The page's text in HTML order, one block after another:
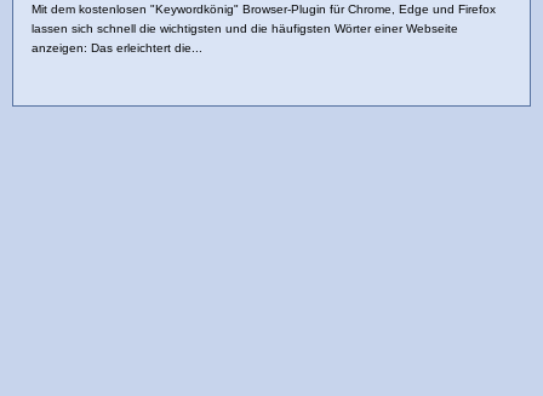
Mit dem kostenlosen "Keywordkönig" Browser-Plugin für Chrome, Edge und Firefox
lassen sich schnell die wichtigsten und die häufigsten Wörter einer Webseite
anzeigen: Das erleichtert die...